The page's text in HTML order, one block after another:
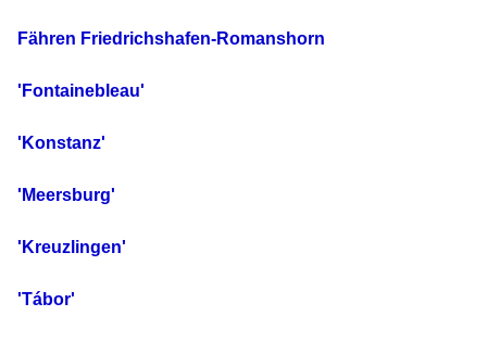
Fähren Friedrichshafen-Romanshorn
'Fontainebleau'
'Konstanz'
'Meersburg'
'Kreuzlingen'
'Tábor'